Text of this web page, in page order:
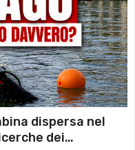
dispersa nel
dei